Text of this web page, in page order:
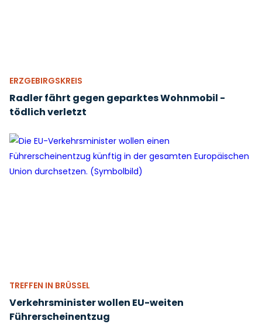
ERZGEBIRGSKREIS
Radler fährt gegen geparktes Wohnmobil -
tödlich verletzt
TREFFEN IN BRÜSSEL
Verkehrsminister wollen EU-weiten
Führerscheinentzug